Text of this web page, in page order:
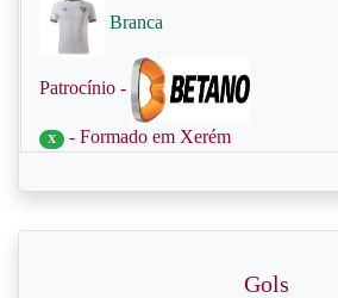
Branca
Patrocínio -
X - Formado em Xerém
Gols